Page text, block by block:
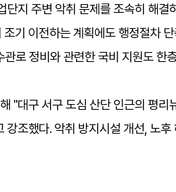
단지 주변 악취 문제를 조속히 해결
기 이전하는 계획에도 행정절차
로 정비와 관련한 국비 지원도 한
"대구 서구 도심 산단 인근의 평리
강조했다. 악취 방지시설 개선, 노